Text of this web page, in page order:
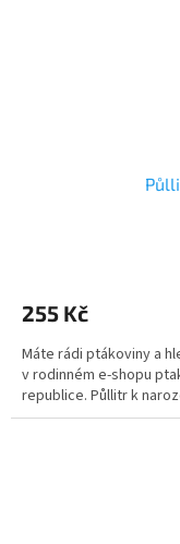
je
z
5
hvězdiček.
255 Kč
Máte rádi ptákoviny a
v rodinném e-shopu
republice. Půllitr k